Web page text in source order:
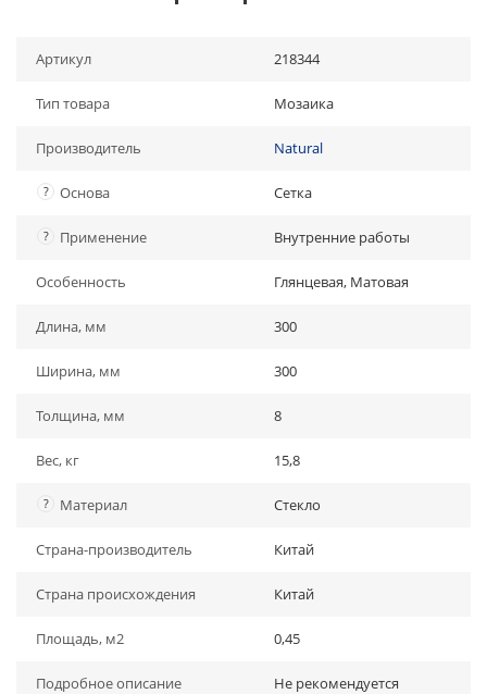
Артикул 218344
Тип товара Мозаика
Производитель Natural
? Основа Сетка
? Применение Внутренние работы
Особенность Глянцевая, Матовая
Длина, мм 300
Ширина, мм 300
Толщина, мм 8
Вес, кг 15,8
? Материал Стекло
Страна-производитель Китай
Страна происхождения Китай
Площадь, м2 0,45
Подробное описание
Не рекомендуется